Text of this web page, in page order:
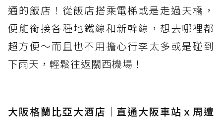
通的飯店！從飯店搭乘電梯或是走過天橋，
便能銜接各種地鐵線和新幹線，想去哪裡都
超方便～而且也不用擔心行李太多或是碰到
下雨天，輕鬆往返關西機場！
大阪格蘭比亞大酒店｜直通大阪車站ｘ周遭